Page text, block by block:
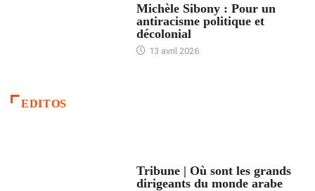
Michèle Sibony : Pour un
antiracisme politique et
décolonial
13 avril 2026
EDITOS
Tribune | Où sont les grands
dirigeants du monde arabe